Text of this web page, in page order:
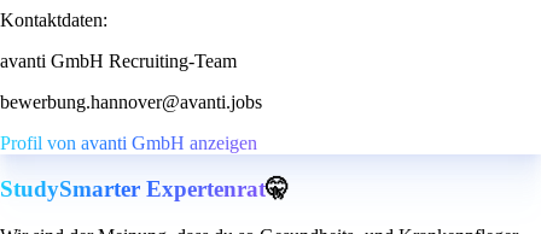
Kontaktdaten:
avanti GmbH Recruiting-Team
bewerbung.hannover@avanti.jobs
Profil von avanti GmbH anzeigen
StudySmarter Expertenrat🤫